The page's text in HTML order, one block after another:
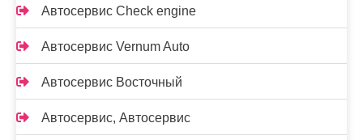
Автосервис Check engine
Автосервис Vernum Auto
Автосервис Восточный
Автосервис, Автосервис